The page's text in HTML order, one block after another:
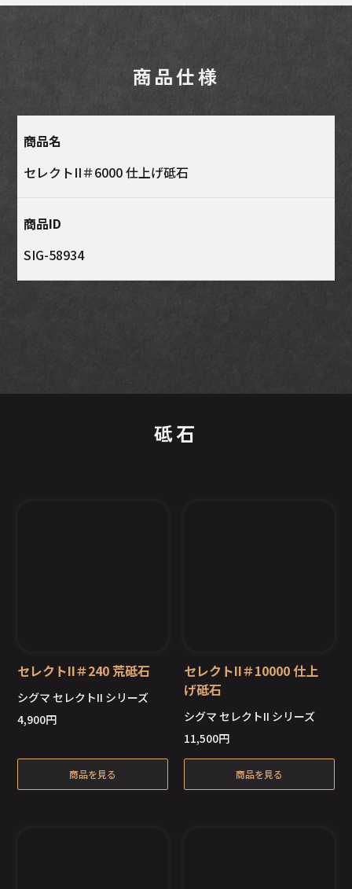
商品仕様
商品名
セレクトII＃6000 仕上げ砥石
商品ID
SIG-58934
砥石
セレクトII＃240 荒砥石
シグマ セレクトII シリーズ
4,900円
商品を見る
セレクトII＃10000 仕上
げ砥石
シグマ セレクトII シリーズ
11,500円
商品を見る